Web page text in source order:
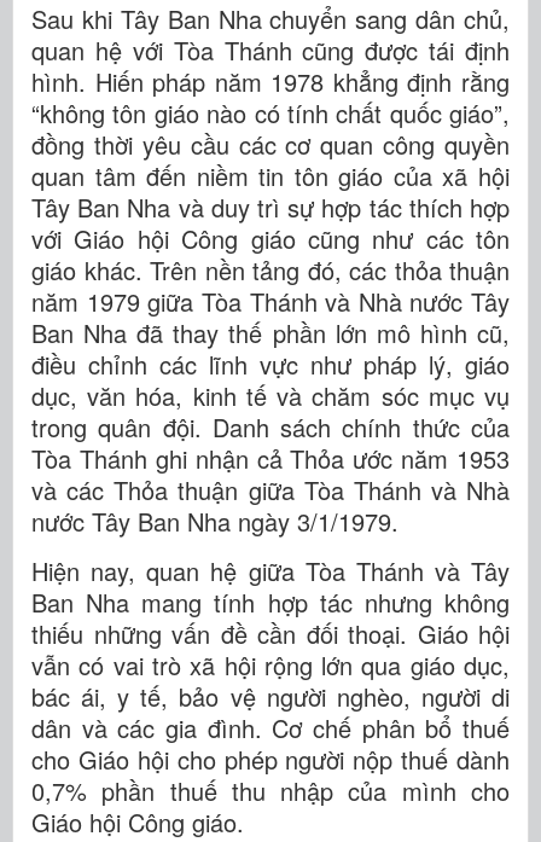
Sau khi Tây Ban Nha chuyển sang dân chủ,
quan hệ với Tòa Thánh cũng được tái định
hình. Hiến pháp năm 1978 khẳng định rằng
“không tôn giáo nào có tính chất quốc giáo”,
đồng thời yêu cầu các cơ quan công quyền
quan tâm đến niềm tin tôn giáo của xã hội
Tây Ban Nha và duy trì sự hợp tác thích hợp
với Giáo hội Công giáo cũng như các tôn
giáo khác. Trên nền tảng đó, các thỏa thuận
năm 1979 giữa Tòa Thánh và Nhà nước Tây
Ban Nha đã thay thế phần lớn mô hình cũ,
điều chỉnh các lĩnh vực như pháp lý, giáo
dục, văn hóa, kinh tế và chăm sóc mục vụ
trong quân đội. Danh sách chính thức của
Tòa Thánh ghi nhận cả Thỏa ước năm 1953
và các Thỏa thuận giữa Tòa Thánh và Nhà
nước Tây Ban Nha ngày 3/1/1979.
Hiện nay, quan hệ giữa Tòa Thánh và Tây
Ban Nha mang tính hợp tác nhưng không
thiếu những vấn đề cần đối thoại. Giáo hội
vẫn có vai trò xã hội rộng lớn qua giáo dục,
bác ái, y tế, bảo vệ người nghèo, người di
dân và các gia đình. Cơ chế phân bổ thuế
cho Giáo hội cho phép người nộp thuế dành
0,7% phần thuế thu nhập của mình cho
Giáo hội Công giáo.